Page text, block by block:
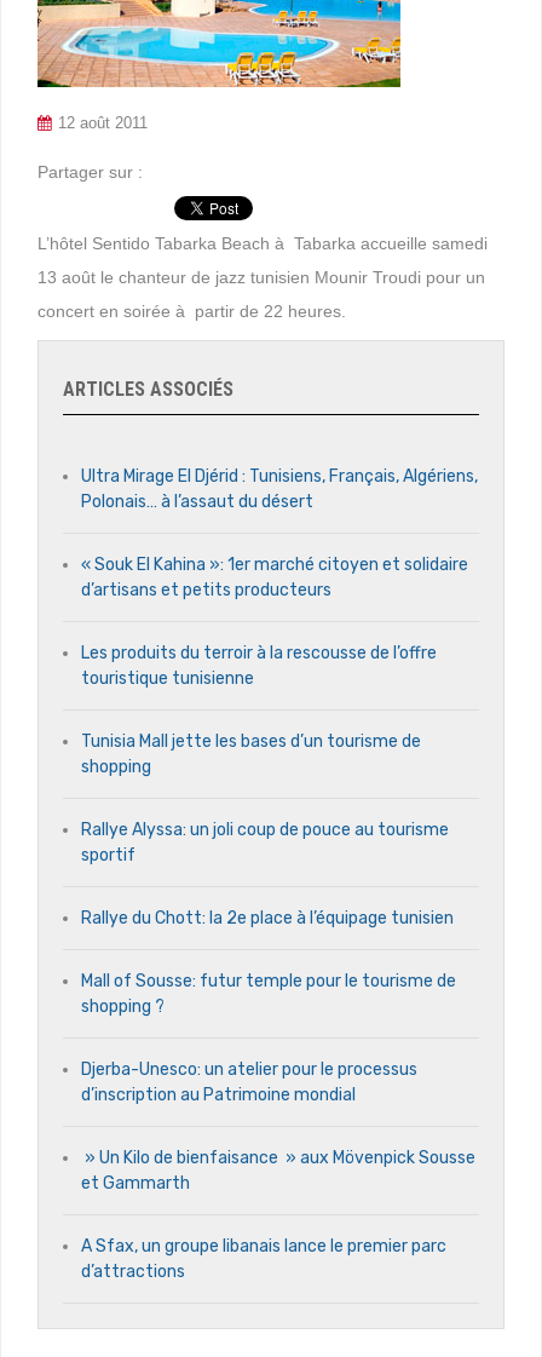
12 août 2011
Partager sur :
L’hôtel Sentido Tabarka Beach à Tabarka accueille samedi
13 août le chanteur de jazz tunisien Mounir Troudi pour un
concert en soirée à partir de 22 heures.
ARTICLES ASSOCIÉS
Ultra Mirage El Djérid : Tunisiens, Français, Algériens,
Polonais… à l’assaut du désert
« Souk El Kahina »: 1er marché citoyen et solidaire
d’artisans et petits producteurs
Les produits du terroir à la rescousse de l’offre
touristique tunisienne
Tunisia Mall jette les bases d’un tourisme de
shopping
Rallye Alyssa: un joli coup de pouce au tourisme
sportif
Rallye du Chott: la 2e place à l’équipage tunisien
Mall of Sousse: futur temple pour le tourisme de
shopping ?
Djerba-Unesco: un atelier pour le processus
d’inscription au Patrimoine mondial
» Un Kilo de bienfaisance » aux Mövenpick Sousse
et Gammarth
A Sfax, un groupe libanais lance le premier parc
d’attractions